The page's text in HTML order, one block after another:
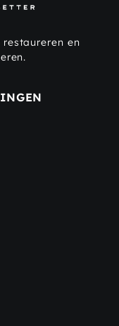
restaureren en